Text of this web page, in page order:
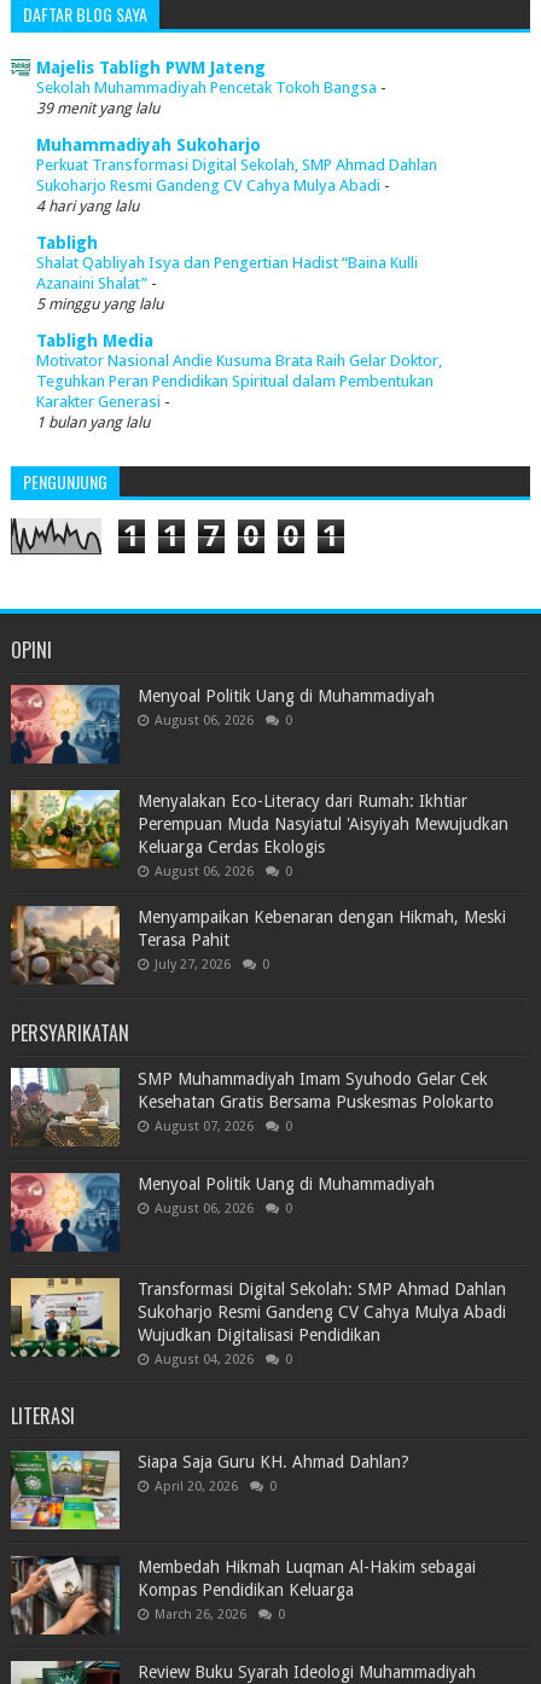
DAFTAR BLOG SAYA
Majelis Tabligh PWM Jateng
Sekolah Muhammadiyah Pencetak Tokoh Bangsa -
39 menit yang lalu
Muhammadiyah Sukoharjo
Perkuat Transformasi Digital Sekolah, SMP Ahmad Dahlan
Sukoharjo Resmi Gandeng CV Cahya Mulya Abadi -
4 hari yang lalu
Tabligh
Shalat Qabliyah Isya dan Pengertian Hadist “Baina Kulli
Azanaini Shalat” -
5 minggu yang lalu
Tabligh Media
Motivator Nasional Andie Kusuma Brata Raih Gelar Doktor,
Teguhkan Peran Pendidikan Spiritual dalam Pembentukan
Karakter Generasi -
1 bulan yang lalu
PENGUNJUNG
1 1 7 0 0 1
OPINI
Menyoal Politik Uang di Muhammadiyah
August 06, 2026 0
Menyalakan Eco-Literacy dari Rumah: Ikhtiar
Perempuan Muda Nasyiatul 'Aisyiyah Mewujudkan
Keluarga Cerdas Ekologis
August 06, 2026 0
Menyampaikan Kebenaran dengan Hikmah, Meski
Terasa Pahit
July 27, 2026 0
PERSYARIKATAN
SMP Muhammadiyah Imam Syuhodo Gelar Cek
Kesehatan Gratis Bersama Puskesmas Polokarto
August 07, 2026 0
Menyoal Politik Uang di Muhammadiyah
August 06, 2026 0
Transformasi Digital Sekolah: SMP Ahmad Dahlan
Sukoharjo Resmi Gandeng CV Cahya Mulya Abadi
Wujudkan Digitalisasi Pendidikan
August 04, 2026 0
LITERASI
Siapa Saja Guru KH. Ahmad Dahlan?
April 20, 2026 0
Membedah Hikmah Luqman Al-Hakim sebagai
Kompas Pendidikan Keluarga
March 26, 2026 0
Review Buku Syarah Ideologi Muhammadiyah